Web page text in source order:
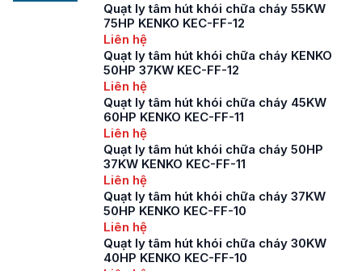
Quạt ly tâm hút khói chữa cháy 55KW
75HP KENKO KEC-FF-12
Liên hệ
Quạt ly tâm hút khói chữa cháy KENKO
50HP 37KW KEC-FF-12
Liên hệ
Quạt ly tâm hút khói chữa cháy 45KW
60HP KENKO KEC-FF-11
Liên hệ
Quạt ly tâm hút khói chữa cháy 50HP
37KW KENKO KEC-FF-11
Liên hệ
Quạt ly tâm hút khói chữa cháy 37KW
50HP KENKO KEC-FF-10
Liên hệ
Quạt ly tâm hút khói chữa cháy 30KW
40HP KENKO KEC-FF-10